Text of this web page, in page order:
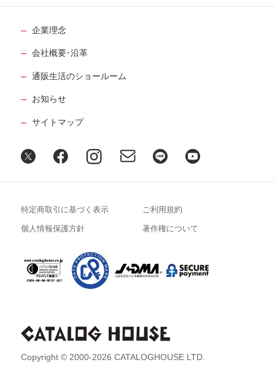
企業理念
会社概要･沿革
通販生活のショールーム
お知らせ
サイトマップ
Copyright © 2000-2026 CATALOGHOUSE LTD.
特定商取引に基づく表示 ご利用規約
個人情報保護方針 著作権について